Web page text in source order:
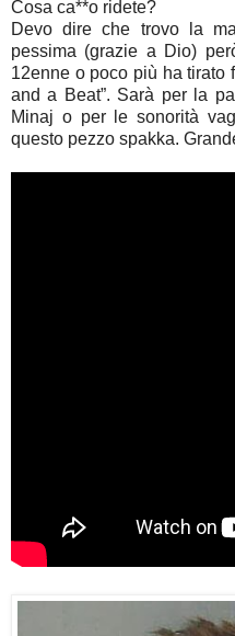
Cosa ca**o ridete?
Devo dire che trovo la
pessima (grazie a Dio)
12enne o poco più ha tirato
and a Beat”. Sarà per la
Minaj o per le sonorità
questo pezzo spakka.